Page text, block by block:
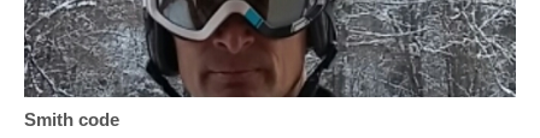
Smith code